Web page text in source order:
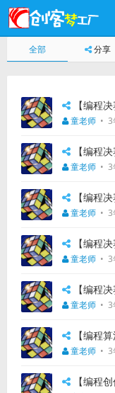
全部 分享
【编程
童老师 • 3
【编程
童老师 • 3
【编程
童老师 • 3
【编程
童老师 • 3
【编程
童老师 • 3
【编程
童老师 • 3
【编程